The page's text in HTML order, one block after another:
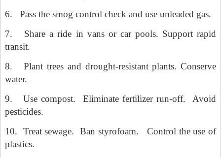
6.
Pass the smog control check and use unleaded gas.
7.
Share a ride in vans or car pools. Support rapid
transit.
8.
Plant trees and drought-resistant plants. Conserve
water.
9.
Use compost. Eliminate fertilizer run-off.
Avoid
pesticides.
10.
Treat sewage. Ban styrofoam.
Control the use of
plastics.